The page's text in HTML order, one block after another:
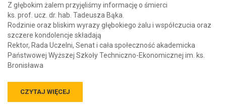
Z głębokim żalem przyjęliśmy informację o śmierci
ks. prof. ucz. dr. hab. Tadeusza Bąka.
Rodzinie oraz bliskim wyrazy głębokiego żalu i współczucia oraz
szczere kondolencje składają
Rektor, Rada Uczelni, Senat i cała społeczność akademicka
Państwowej Wyższej Szkoły Techniczno-Ekonomicznej im. ks.
Bronisława
CZYTAJ WIĘCEJ